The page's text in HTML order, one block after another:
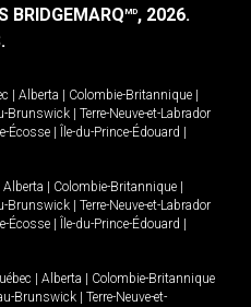
BRIDGEMARQMD, 2026.
Alberta Colombie-Britannique
Brunswick
Terre-Neuve-et-Labrador
Écosse Île-du-Prince-Édouard
Alberta Colombie-Britannique
Brunswick
Terre-Neuve-et-Labrador
Écosse Île-du-Prince-Édouard
Alberta
Colombie-Britannique
Brunswick
Terre-Neuve-et-